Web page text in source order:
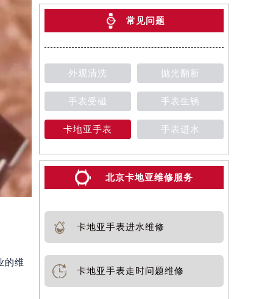
的维
常见问题
外观清洗 抛光翻新
手表受磁 手表生锈
卡地亚手表 手表进水
北京卡地亚维修服务
卡地亚手表进水维修
卡地亚手表走时问题维修